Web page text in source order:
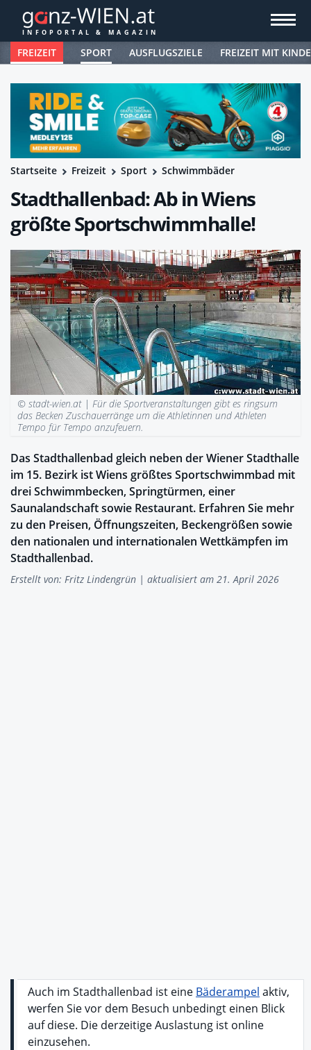
FREIZEIT SPORT AUSFLUGSZIELE FREIZEIT MIT
Startseite Freizeit Sport Schwimmbäder
Stadthallenbad: Ab in Wiens
größte Sportschwimmhalle!
© stadt-wien.at | Für die Sportveranstaltungen gibt es ringsum
das Becken Zuschauerränge um die Athletinnen und Athleten
Tempo für Tempo anzufeuern.
Das Stadthallenbad gleich neben der Wiener Stadthalle
im 15. Bezirk ist Wiens größtes Sportschwimmbad mit
drei Schwimmbecken, Springtürmen, einer
Saunalandschaft sowie Restaurant. Erfahren Sie mehr
zu den Preisen, Öffnungszeiten, Beckengrößen sowie
den nationalen und internationalen Wettkämpfen im
Stadthallenbad.
Erstellt von: Fritz Lindengrün | aktualisiert am 21. April 2026
Auch im Stadthallenbad ist eine Bäderampel aktiv,
werfen Sie vor dem Besuch unbedingt einen Blick
auf diese. Die derzeitige Auslastung ist online
einzusehen.